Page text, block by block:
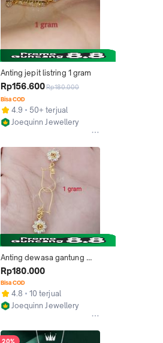
Anting jepit listring 1 gram
Rp156.600Rp180.000
Bisa COD
4.9
50+ terjual
Joequinn Jewellery
Anting dewasa gantung
mata 1 gram
Rp180.000
Bisa COD
4.8
10 terjual
Joequinn Jewellery
20%